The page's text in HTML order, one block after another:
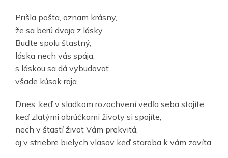
Prišla pošta, oznam krásny,
že sa berú dvaja z lásky.
Buďte spolu šťastný,
láska nech vás spája,
s láskou sa dá vybudovať
všade kúsok raja.
Dnes, keď v sladkom rozochvení vedľa seba stojíte,
keď zlatými obrúčkami životy si spojíte,
nech v šťastí život Vám prekvitá,
aj v striebre bielych vlasov keď staroba k vám zavíta.